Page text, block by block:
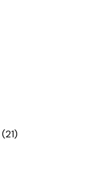
(21)